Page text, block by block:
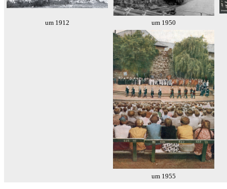
um 1912 um 1950
um 1955